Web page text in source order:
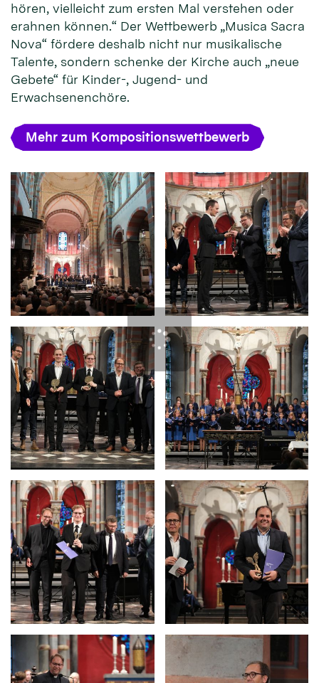
hören, vielleicht zum ersten Mal verstehen oder
erahnen können.“ Der Wettbewerb „Musica Sacra
Nova“ fördere deshalb nicht nur musikalische
Talente, sondern schenke der Kirche auch „neue
Gebete“ für Kinder-, Jugend- und
Erwachsenenchöre.
Mehr zum Kompositionswettbewerb